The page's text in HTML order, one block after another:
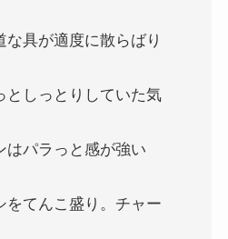
な具が適度に散らばり
としっとりしていた気
はパラっと感が強い
をてんこ盛り。チャー